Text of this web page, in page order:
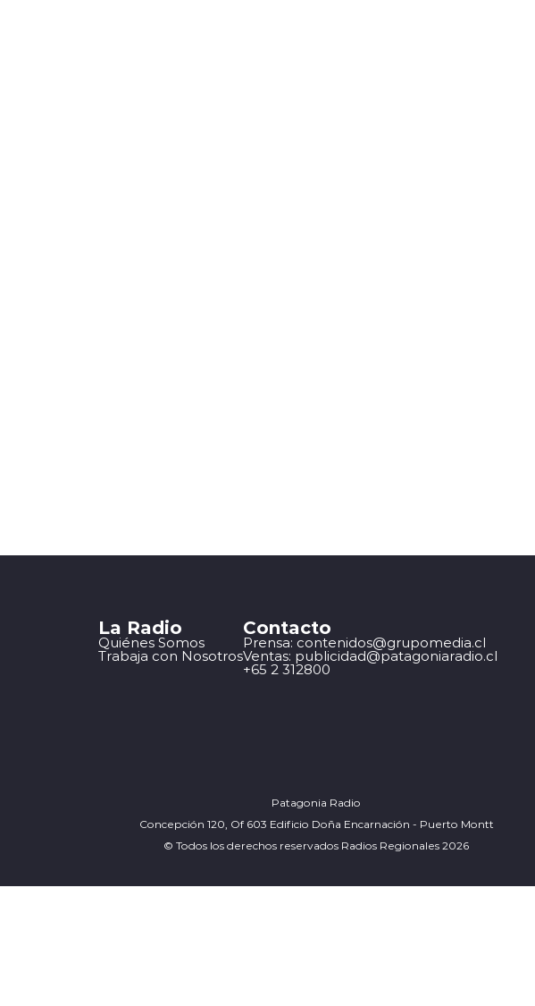
La Radio
Quiénes Somos
Trabaja con Nosotros
Contacto
Prensa: contenidos@grupomedia.cl
Ventas: publicidad@patagoniaradio.cl
+65 2 312800
Patagonia Radio
Concepción 120, Of 603 Edificio Doña Encarnación - Puerto Montt
© Todos los derechos reservados Radios Regionales 2026